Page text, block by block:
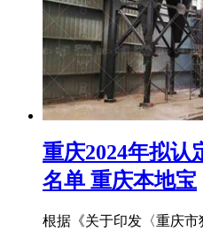
重庆2024年拟认
名单 重庆本地宝
根据《关于印发〈重庆